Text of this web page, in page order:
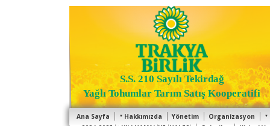
S.S. 210 Sayılı Tekirdağ
Yağlı Tohumlar Tarım Satış Kooperatifi
Ana Sayfa Hakkımızda Yönetim Organizasyon